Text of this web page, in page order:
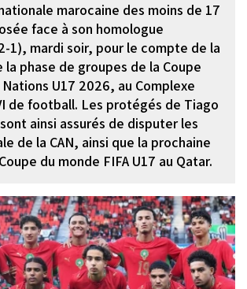
marocaine des moins de 17
face à son homologue
1), mardi soir, pour le compte de la
la phase de groupes de la Coupe
Nations U17 2026, au Complexe
de football. Les protégés de Tiago
ainsi assurés de disputer les
de la CAN, ainsi que la prochaine
du monde FIFA U17 au Qatar.